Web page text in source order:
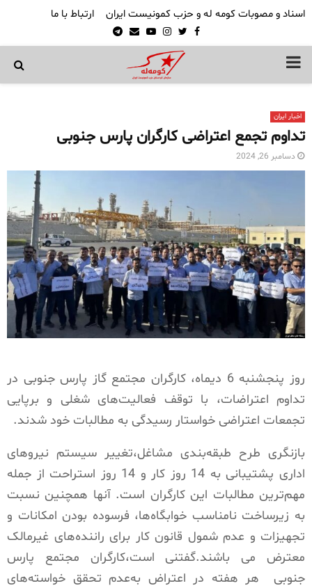
اسناد و مصوبات کومه له و حزب کمونیست ایران ارتباط با ما
Facebook
Twitter
Instagram
Youtube
Email
Telegram
PRIMARY
اخبار ایران
تداوم تجمع اعتراضی کارگران پارس جنوبی
دسامبر 26, 2024
روز پنجشنبه 6 دیماه، کارگران مجتمع گاز پارس جنوبی در
تداوم اعتراضات، با توقف فعالیت‌های شغلی و برپایی
تجمعات اعتراضی خواستار رسیدگی به مطالبات خود شدند.
بازنگری طرح طبقه‌بندی مشاغل،تغییر سیستم نیروهای
اداری پشتیبانی به 14 روز کار و 14 روز استراحت از جمله
مهم‌ترین مطالبات این کارگران است. آنها همچنین نسبت
به زیرساخت نامناسب خوابگاه‌ها، فرسوده بودن امکانات و
تجهیزات و عدم شمول قانون کار برای راننده‌های غیرمالک
معترض می باشند.گفتنی است،کارگران مجتمع پارس
جنوبی
هر هفته در اعتراض به‌عدم تحقق خواسته‌های